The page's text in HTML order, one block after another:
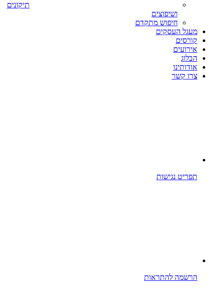
תיקונים
ושיפוצים
חיפוש מתקדם
מעגל העסקים
קורסים
אירועים
הבלוג
אודותינו
צרו קשר
תפריט נגישות
הרשמה להתראות